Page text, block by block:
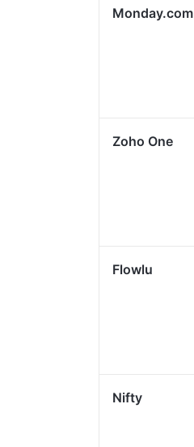
Monday.com
Zoho One
Flowlu
Nifty